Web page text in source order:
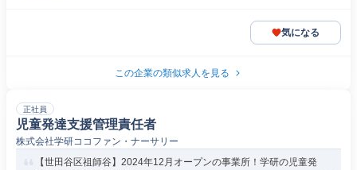
気になる
この企業の類似求人を見る
正社員
児童発達支援管理責任者
株式会社学研ココファン・ナーサリー
【世田谷区祖師谷】2024年12月オープンの事業所！学研の児童発